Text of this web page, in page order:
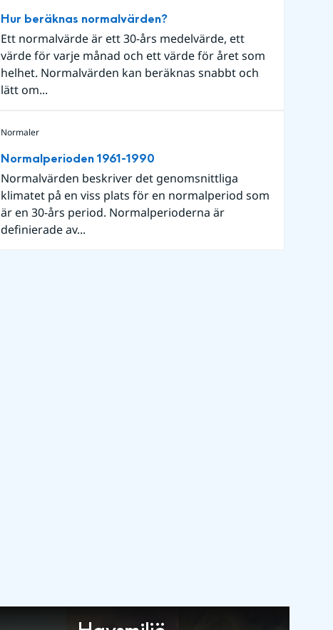
Hur beräknas normalvärden?
Ett normalvärde är ett 30-års medelvärde, ett
värde för varje månad och ett värde för året som
helhet. Normalvärden kan beräknas snabbt och
lätt om...
Normaler
Normalperioden 1961-1990
Normalvärden beskriver det genomsnittliga
klimatet på en viss plats för en normalperiod som
är en 30-års period. Normalperioderna är
definierade av...